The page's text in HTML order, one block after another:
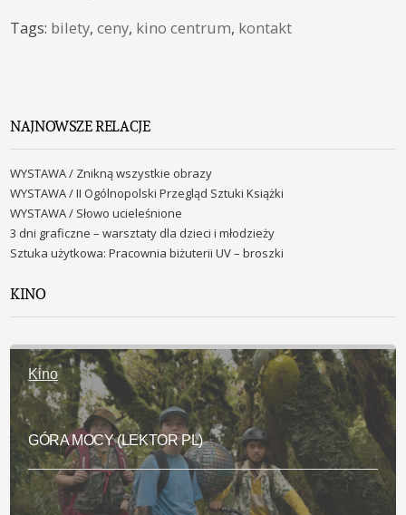
Tags: bilety,ceny, kino centrum, kontakt
NAJNOWSZE RELACJE
WYSTAWA / Znikną wszystkie obrazy
WYSTAWA / II Ogólnopolski Przegląd Sztuki Książki
WYSTAWA / Słowo ucieleśnione
3 dni graficzne – warsztaty dla dzieci i młodzieży
Sztuka użytkowa: Pracownia biżuterii UV – broszki
KINO
Kino
GÓRA MOCY (LEKTOR PL)